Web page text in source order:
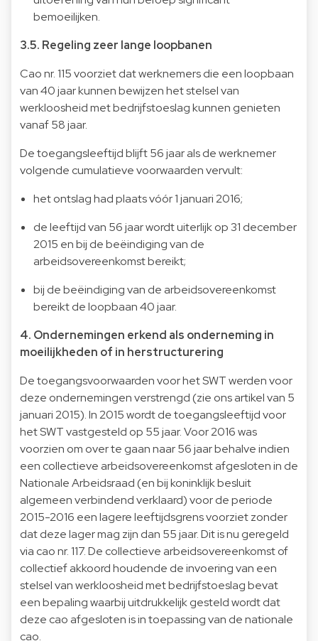
bemoeilijken.
3.5. Regeling zeer lange loopbanen
Cao nr. 115 voorziet dat werknemers die een loopbaan
van 40 jaar kunnen bewijzen het stelsel van
werkloosheid met bedrijfstoeslag kunnen genieten
vanaf 58 jaar.
De toegangsleeftijd blijft 56 jaar als de werknemer
volgende cumulatieve voorwaarden vervult:
het ontslag had plaats vóór 1 januari 2016;
de leeftijd van 56 jaar wordt uiterlijk op 31 december
2015 en bij de beëindiging van de
arbeidsovereenkomst bereikt;
bij de beëindiging van de arbeidsovereenkomst
bereikt de loopbaan 40 jaar.
4. Ondernemingen erkend als onderneming in
moeilijkheden of in herstructurering
De toegangsvoorwaarden voor het SWT werden voor
deze ondernemingen verstrengd (zie ons artikel van 5
januari 2015). In 2015 wordt de toegangsleeftijd voor
het SWT vastgesteld op 55 jaar. Voor 2016 was
voorzien om over te gaan naar 56 jaar behalve indien
een collectieve arbeidsovereenkomst afgesloten in de
Nationale Arbeidsraad (en bij koninklijk besluit
algemeen verbindend verklaard) voor de periode
2015-2016 een lagere leeftijdsgrens voorziet zonder
dat deze lager mag zijn dan 55 jaar. Dit is nu geregeld
via cao nr. 117. De collectieve arbeidsovereenkomst of
collectief akkoord houdende de invoering van een
stelsel van werkloosheid met bedrijfstoeslag bevat
een bepaling waarbij uitdrukkelijk gesteld wordt dat
deze cao afgesloten is in toepassing van de nationale
cao.